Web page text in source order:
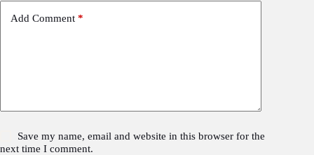
Add Comment *
Save my name, email and website in this browser for the
next time I comment.